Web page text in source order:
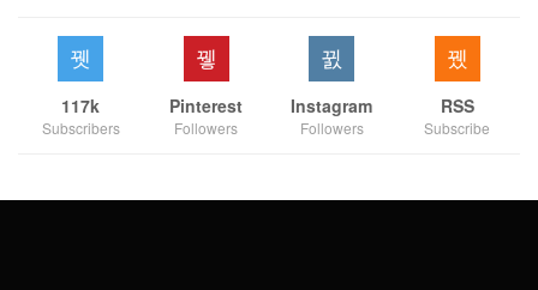
117k
Subscribers
Pinterest
Followers
Instagram
Followers
RSS
Subscribe